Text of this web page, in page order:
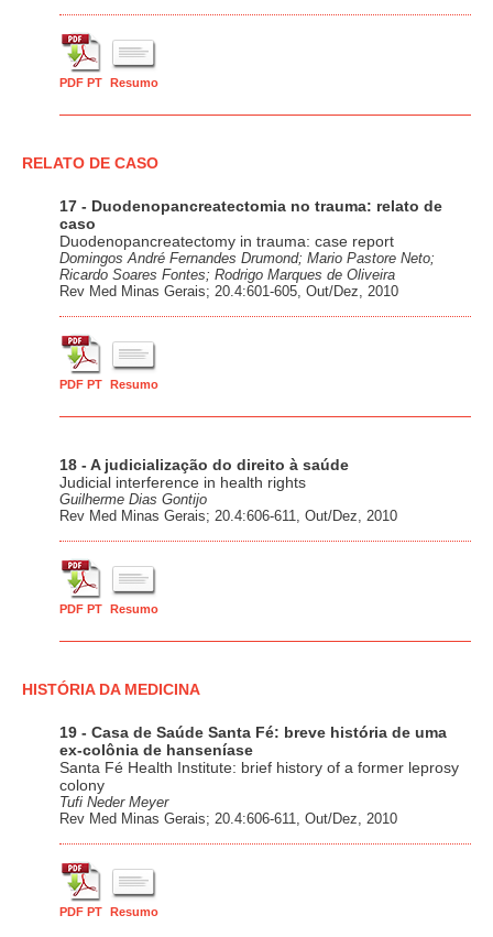
PDF PT Resumo
RELATO DE CASO
17 - Duodenopancreatectomia no trauma: relato de
caso
Duodenopancreatectomy in trauma: case report
Domingos André Fernandes Drumond; Mario Pastore Neto;
Ricardo Soares Fontes; Rodrigo Marques de Oliveira
Rev Med Minas Gerais; 20.4:601-605, Out/Dez, 2010
PDF PT Resumo
18 - A judicialização do direito à saúde
Judicial interference in health rights
Guilherme Dias Gontijo
Rev Med Minas Gerais; 20.4:606-611, Out/Dez, 2010
PDF PT Resumo
HISTÓRIA DA MEDICINA
19 - Casa de Saúde Santa Fé: breve história de uma
ex-colônia de hanseníase
Santa Fé Health Institute: brief history of a former leprosy
colony
Tufi Neder Meyer
Rev Med Minas Gerais; 20.4:606-611, Out/Dez, 2010
PDF PT Resumo